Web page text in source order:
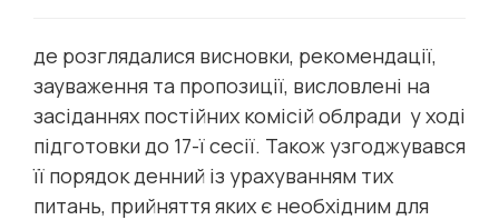
де розглядалися висновки, рекомендації,
зауваження та пропозиції, висловлені на
засіданнях постійних комісій облради у ході
підготовки до 17-ї сесії. Також узгоджувався
її порядок денний із урахуванням тих
питань, прийняття яких є необхідним для